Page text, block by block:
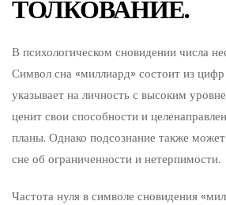
ТОЛКОВАНИЕ.
В психологическом сновидении числа
Символ сна «миллиард» состоит из
указывает на личность с высоким
ценит свои способности и
планы. Однако подсознание также
сне об ограниченности и нетерпимости.
Частота нуля в символе сновидения